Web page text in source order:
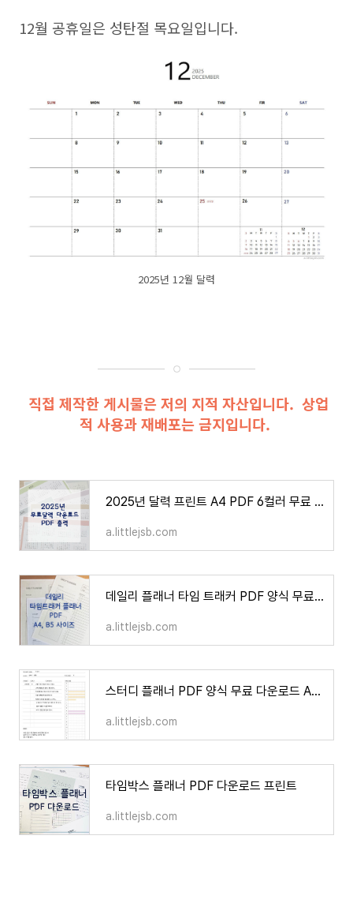
12월 공휴일은 성탄절 목요일입니다.
2025년 12월 달력
직접 제작한 게시물은 저의 지적 자산입니다. 상업
적 사용과 재배포는 금지입니다.
2025년 달력 프린트 A4 PDF 6컬러 무료 다운로드
a.littlejsb.com
데일리 플래너 타임 트래커 PDF 양식 무료 다운로드 3컬러
a.littlejsb.com
스터디 플래너 PDF 양식 무료 다운로드 A4 B5 사이즈
a.littlejsb.com
타임박스 플래너 PDF 다운로드 프린트
a.littlejsb.com